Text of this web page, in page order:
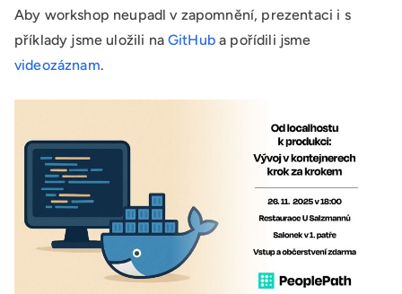
Aby workshop neupadl v zapomnění, prezentaci i s
příklady jsme uložili naGitHuba pořídili jsme
videozáznam.